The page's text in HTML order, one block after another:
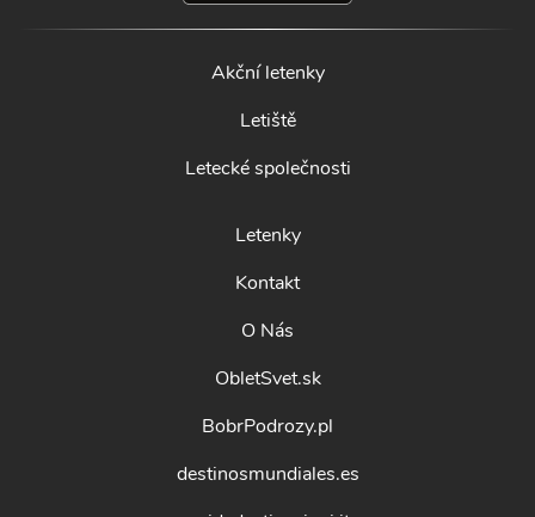
Akční letenky
Letiště
Letecké společnosti
Letenky
Kontakt
O Nás
ObletSvet.sk
BobrPodrozy.pl
destinosmundiales.es